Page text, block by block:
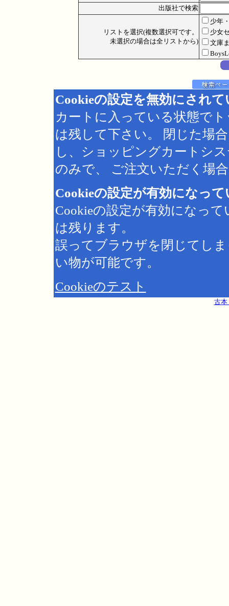
出版社で検索
リストを選択(複数選択可です。
未選択の場合は全リストから)
少年
少女
文庫
Cookieの設定を無効にされ
カートに入っている状態で
は残して下さい。 閉じた場
し、ショッピングカートシ
のみで、 ご注文いただく場
Cookieの設定が有効になっ
Cookieの設定が有効になっ
は残ります。
誤ってブラウザを閉じてし
い物が可能です。
Cookieのテスト
古本